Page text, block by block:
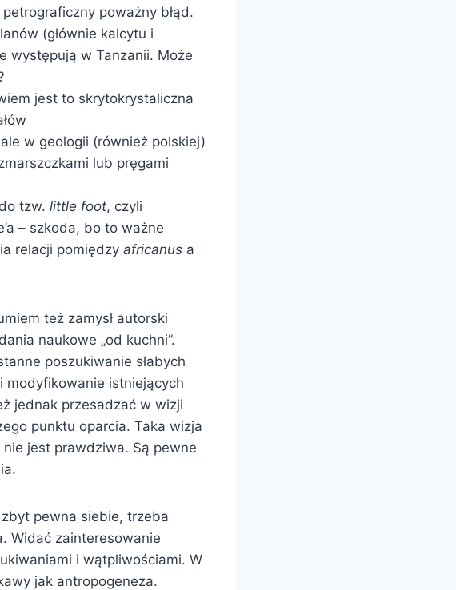
poważny błąd.
(głównie kalcytu i
występują w Tanzanii. Może
jest to skrytokrystaliczna
w geologii (również polskiej)
lub pręgami
tzw. little foot, czyli
– szkoda, bo to ważne
relacji pomiędzy africanus a
też zamysł autorski
naukowe „od kuchni”.
poszukiwanie słabych
istniejących
jednak przesadzać w wizji
punktu oparcia. Taka wizja
jest prawdziwa. Są pewne
pewna siebie, trzeba
Widać zainteresowanie
i wątpliwościami. W
jak antropogeneza.